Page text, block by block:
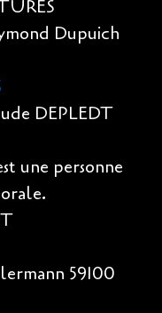

Dupuich
DEPLEDT 
une personne
59100